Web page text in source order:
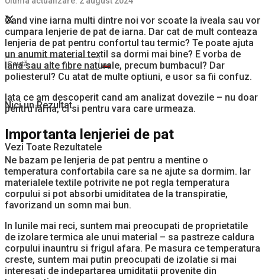
Nici un Rezultat
Vezi Toate Rezultatele
Cand vine iarna multi dintre noi vor scoate la iveala sau vor
cumpara lenjerie de pat de iarna. Dar cat de mult conteaza
lenjeria de pat pentru confortul tau termic? Te poate ajuta
un anumit material textil sa dormi mai bine? E vorba de
lana sau alte fibre naturale, precum bumbacul? Dar
poliesterul? Cu atat de multe optiuni, e usor sa fii confuz.
Iata ce am descoperit cand am analizat dovezile – nu doar
pentru iarna, ci si pentru vara care urmeaza.
Importanta lenjeriei de pat
Ne bazam pe lenjeria de pat pentru a mentine o
temperatura confortabila care sa ne ajute sa dormim. Iar
materialele textile potrivite ne pot regla temperatura
corpului si pot absorbi umiditatea de la transpiratie,
favorizand un somn mai bun.
In lunile mai reci, suntem mai preocupati de proprietatile
de izolare termica ale unui material – sa pastreze caldura
corpului inauntru si frigul afara. Pe masura ce temperatura
creste, suntem mai putin preocupati de izolatie si mai
interesati de indepartarea umiditatii provenite din